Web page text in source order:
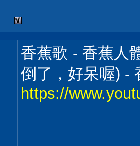
香蕉歌 - 香蕉人
倒了，好呆喔) -
https://